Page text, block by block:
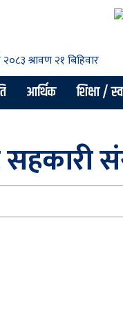
आर्थिक शिक्षा /